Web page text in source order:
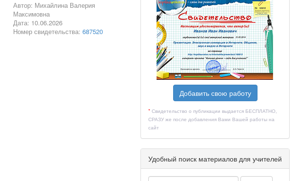
Tuch, Loch, lachen, buchen,
Автор: Михайлина Валерия
Максимовна
Дата: 10.06.2026
Номер свидетельства: 687520
Добавить свою работу
* Свидетельство о публикации выдается БЕСПЛАТНО,
СРАЗУ же после добавления Вами Вашей работы на
сайт
Удобный поиск материалов для учителей